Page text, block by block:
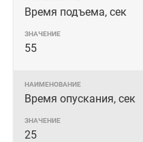
Время подъема, сек
55
Время опускания, сек
25